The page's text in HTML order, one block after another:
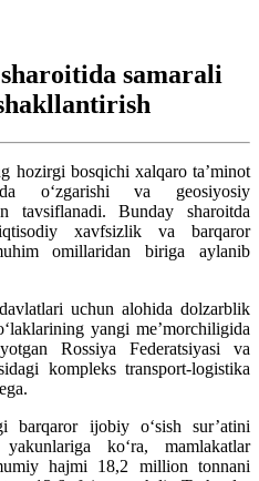
samarali
hozirgi bosqichi xalqaro ta’minot
o‘zgarishi va geosiyosiy
tavsiflanadi. Bunday sharoitda
xavfsizlik va barqaror
omillaridan biriga aylanib
uchun alohida dolzarblik
yangi me’morchiligida
Rossiya Federatsiyasi va
kompleks transport-logistika
barqaror ijobiy o‘sish sur’atini
ko‘ra, mamlakatlar
hajmi 18,2 million tonnani